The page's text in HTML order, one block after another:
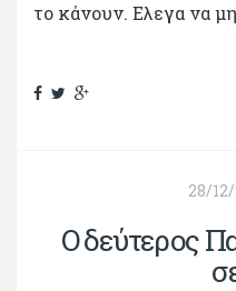
το κάνουν. Ελεγα να
28/12/
Ο δεύτερος